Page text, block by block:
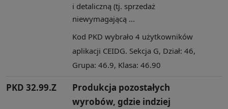
i detaliczną (tj. sprzedaż
niewymagającą ...
Kod PKD wybrało 4 użytkowników
aplikacji CEIDG. Sekcja G, Dział: 46,
Grupa: 46.9, Klasa: 46.90
PKD 32.99.Z
Produkcja pozostałych
wyrobów, gdzie indziej